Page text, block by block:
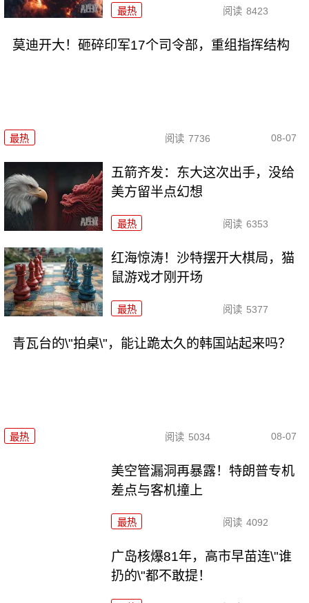
最热 阅读 8423
莫迪开大！砸碎印军17个司令部，重组指挥结构
最热 阅读 7736 08-07
五箭齐发：东大这次出手，没给
美方留半点幻想
最热 阅读 6353
红海惊涛！沙特摆开大棋局，猫
鼠游戏才刚开场
最热 阅读 5377
青瓦台的\"拍桌\"，能让跪太久的韩国站起来吗？
最热 阅读 5034 08-07
美空管漏洞再暴露！特朗普专机
差点与客机撞上
最热 阅读 4092
广岛核爆81年，高市早苗连\"谁
扔的\"都不敢提！